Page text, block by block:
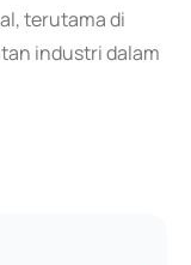
terutama di
industri dalam